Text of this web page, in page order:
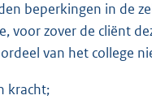
beperkingen in de
voor zover de cliënt
van het college
kracht;